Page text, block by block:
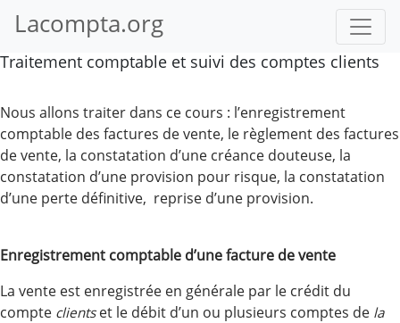
Lacompta.org
Traitement comptable et suivi des comptes clients
Nous allons traiter dans ce cours : l’enregistrement
comptable des factures de vente, le règlement des factures
de vente, la constatation d’une créance douteuse, la
constatation d’une provision pour risque, la constatation
d’une perte définitive, reprise d’une provision.
Enregistrement comptable d’une facture de vente
La vente est enregistrée en générale par le crédit du
compte clientset le débit d’un ou plusieurs comptes de la